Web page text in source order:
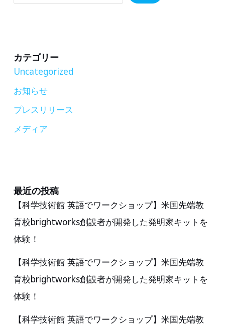
と
触
れ
合
う
和
総
合
住
展
示
場
Miraizu
カテゴリー
Uncategorized
お知らせ
プレスリリース
メディア
最近の投稿
【科学技術館 英語でワークショップ】米国先端教
育校brightworks創設者が開発した発明家キットを
体験！
【科学技術館 英語でワークショップ】米国先端教
育校brightworks創設者が開発した発明家キットを
体験！
【科学技術館 英語でワークショップ】米国先端教